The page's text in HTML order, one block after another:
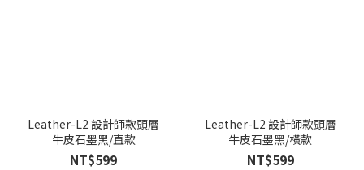
Leather-L2 設計師款頭層
牛皮石墨黑/直款
NT$599
Leather-L2 設計師款頭層
牛皮石墨黑/橫款
NT$599